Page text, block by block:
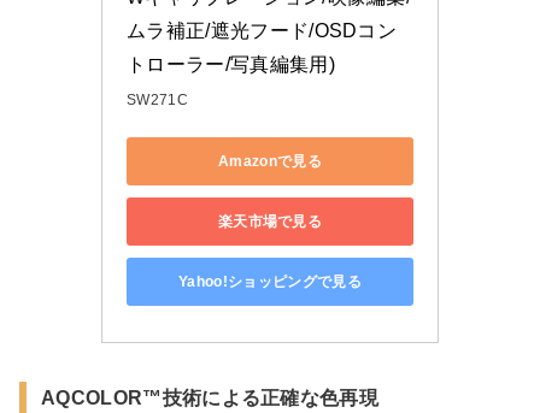
ムラ補正/遮光フード/OSDコン
トローラー/写真編集用)
SW271C
Amazonで見る
楽天市場で見る
Yahoo!ショッピングで見る
AQCOLOR™技術による正確な色再現